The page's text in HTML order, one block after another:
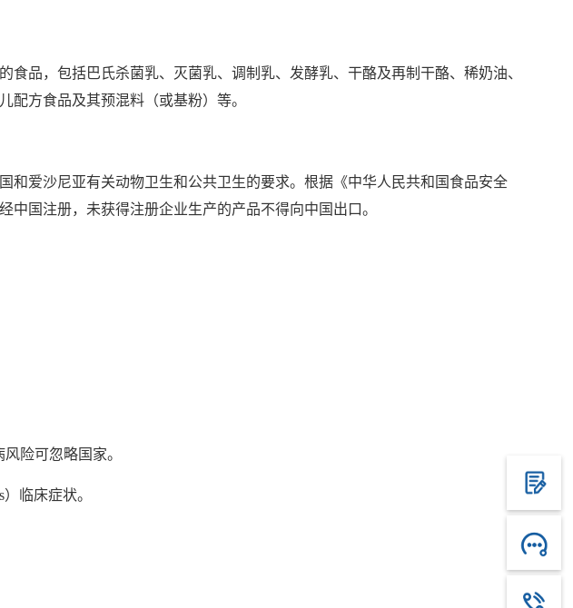
，包括巴氏杀菌乳、灭菌乳、调制乳、发酵乳、干酪及再制干酪、稀奶油、
配方食品及其预混料（或基粉）等。
爱沙尼亚有关动物卫生和公共卫生的要求。根据《中华人民共和国食品安全
国注册，未获得注册企业生产的产品不得向中国出口。
险可忽略国家。
临床症状。